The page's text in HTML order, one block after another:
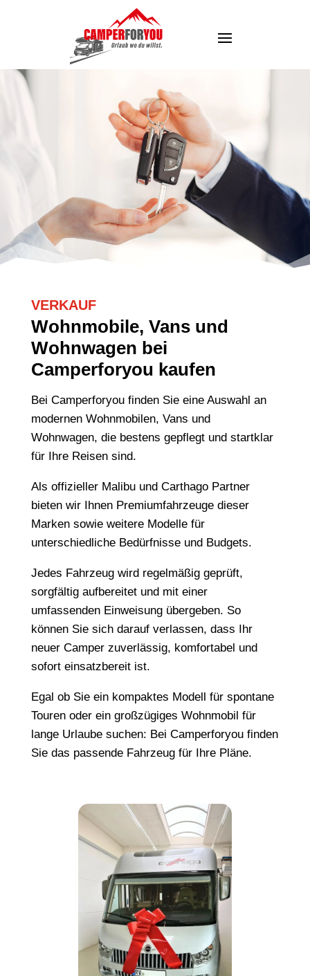
VERKAUF
Wohnmobile, Vans und
Wohnwagen bei
Camperforyou kaufen
Bei Camperforyou finden Sie eine Auswahl an
modernen Wohnmobilen, Vans und
Wohnwagen, die bestens gepflegt und startklar
für Ihre Reisen sind.
Als offizieller Malibu und Carthago Partner
bieten wir Ihnen Premiumfahrzeuge dieser
Marken sowie weitere Modelle für
unterschiedliche Bedürfnisse und Budgets.
Jedes Fahrzeug wird regelmäßig geprüft,
sorgfältig aufbereitet und mit einer
umfassenden Einweisung übergeben. So
können Sie sich darauf verlassen, dass Ihr
neuer Camper zuverlässig, komfortabel und
sofort einsatzbereit ist.
Egal ob Sie ein kompaktes Modell für spontane
Touren oder ein großzügiges Wohnmobil für
lange Urlaube suchen: Bei Camperforyou finden
Sie das passende Fahrzeug für Ihre Pläne.